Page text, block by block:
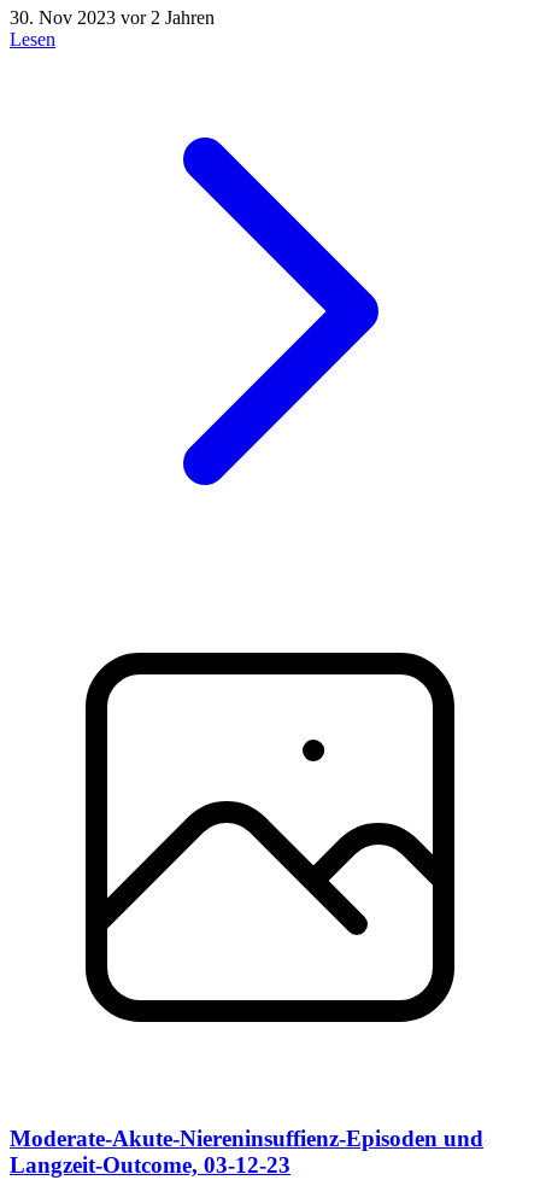
30. Nov 2023 vor 2 Jahren
Lesen
Moderate-Akute-Niereninsuffienz-Episoden und
Langzeit-Outcome, 03-12-23